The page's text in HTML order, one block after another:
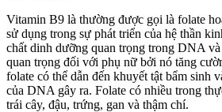
Vitamin B9 là thường được gọi là folate
sử dụng trong sự phát triển của hệ thần
chất dinh dưỡng quan trọng trong DNA
quan trọng đối với phụ nữ bởi nó tăng
folate có thể dẫn đến khuyết tật bẩm sinh
của DNA gây ra. Folate có nhiều trong
trái cây, đậu, trứng, gan và thậm chí.